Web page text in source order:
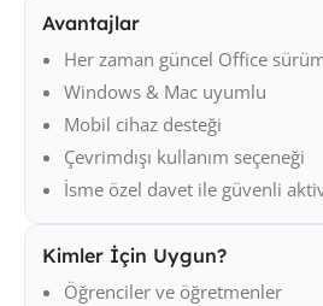
Avantajlar
Her zaman güncel Office
Windows & Mac uyumlu
Mobil cihaz desteği
Çevrimdışı kullanım seçeneği
İsme özel davet ile güvenli
Kimler İçin Uygun?
Öğrenciler ve öğretmenler